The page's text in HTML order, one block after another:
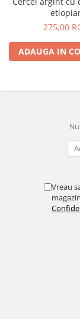
Bijuterii onix
Bijuterii opal
Bijuterii peridot
Bijuterii sidef si
Bijuterii smarald
Bijuterii sodalit
275,00
ADAUGA IN
Vreau